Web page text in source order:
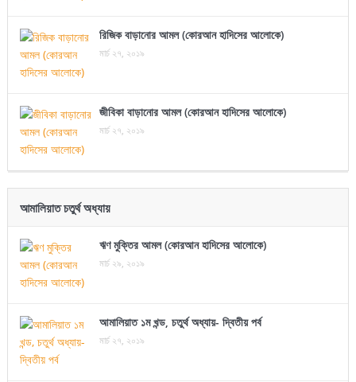
রিজিক বাড়ানোর আমল (কোরআন হাদিসের আলোকে)
মার্চ ২৭, ২০১৯
জীবিকা বাড়ানোর আমল (কোরআন হাদিসের আলোকে)
মার্চ ২৭, ২০১৯
আমালিয়াত চতুর্থ অধ্যায়
ঋণ মুক্তির আমল (কোরআন হাদিসের আলোকে)
মার্চ ২৯, ২০১৯
আমালিয়াত ১ম খন্ড, চতুর্থ অধ্যায়- দ্বিতীয় পর্ব
মার্চ ২৭, ২০১৯